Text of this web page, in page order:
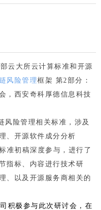
云大所云计算标准和开源
风险管理框架 第2部分：
，西安奇科厚德信息科技
风险管理相关标准，涉及
、开源软件成分分析
准初稿深度参与，进行了
指标、内容进行技术研
、以及开源服务商相关的
积极参与此次研讨会，在